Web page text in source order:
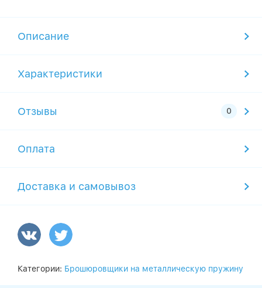
Описание
Характеристики
Отзывы
Оплата
Доставка и самовывоз
Категории: Брошюровщики на металлическую пружину